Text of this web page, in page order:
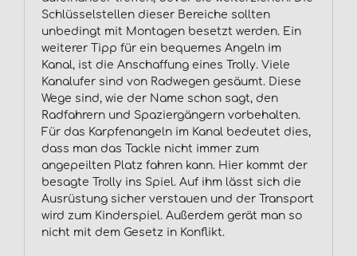
Schlüsselstellen dieser Bereiche sollten
unbedingt mit Montagen besetzt werden. Ein
weiterer Tipp für ein bequemes Angeln im
Kanal, ist die Anschaffung eines Trolly. Viele
Kanalufer sind von Radwegen gesäumt. Diese
Wege sind, wie der Name schon sagt, den
Radfahrern und Spaziergängern vorbehalten.
Für das Karpfenangeln im Kanal bedeutet dies,
dass man das Tackle nicht immer zum
angepeilten Platz fahren kann. Hier kommt der
besagte Trolly ins Spiel. Auf ihm lässt sich die
Ausrüstung sicher verstauen und der Transport
wird zum Kinderspiel. Außerdem gerät man so
nicht mit dem Gesetz in Konflikt.